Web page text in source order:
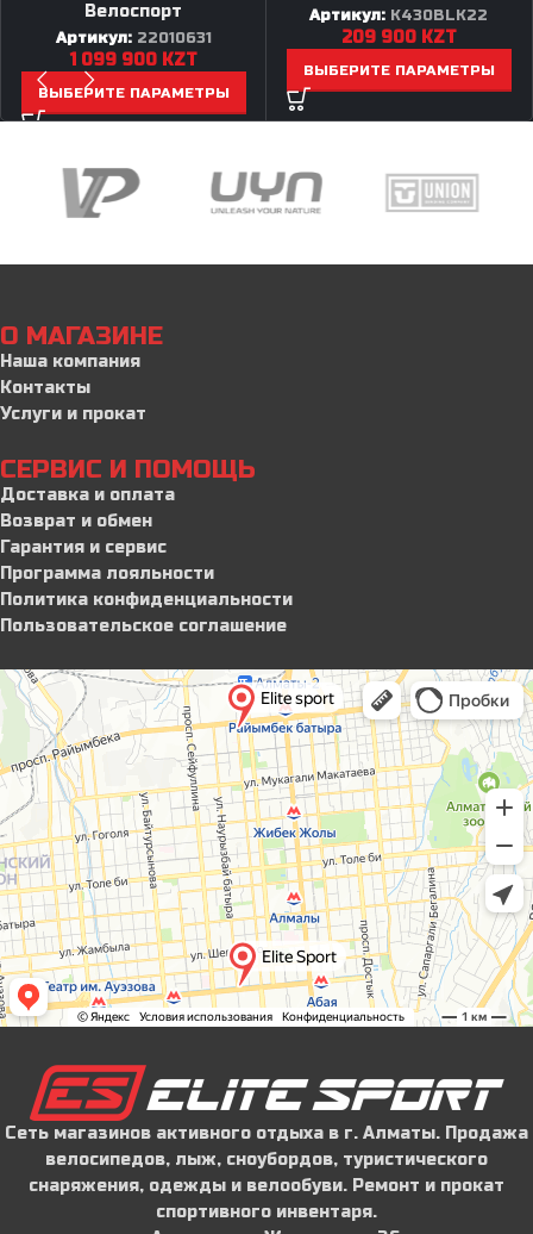
Велоспорт
Артикул: 22010631
1 099 900 KZT
ВЫБЕРИТЕ ПАРАМЕТРЫ
Артикул: K430BLK22
209 900 KZT
ВЫБЕРИТЕ ПАРАМЕТРЫ
О МАГАЗИНЕ
Наша компания
Контакты
Услуги и прокат
СЕРВИС И ПОМОЩЬ
Доставка и оплата
Возврат и обмен
Гарантия и сервис
Программа лояльности
Политика конфиденциальности
Пользовательское соглашение
Сеть магазинов активного отдыха в г. Алматы. Продажа
велосипедов, лыж, сноубордов, туристического
снаряжения, одежды и велообуви. Ремонт и прокат
спортивного инвентаря.